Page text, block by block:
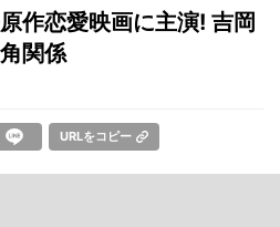
作恋愛映画に主演! 吉岡
関係
URLをコピー